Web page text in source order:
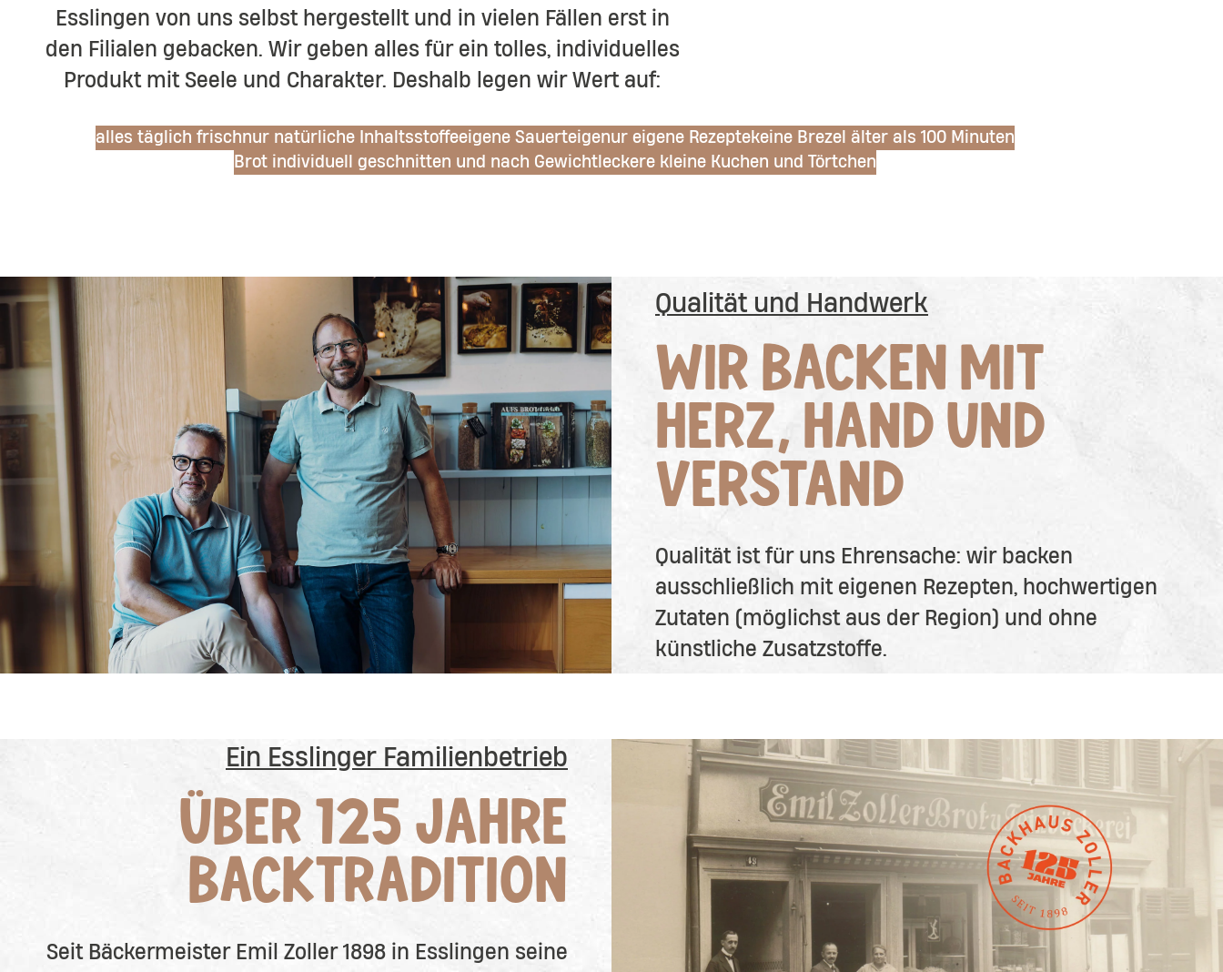
Esslingen von uns selbst hergestellt und in vielen Fällen erst in
den Filialen gebacken. Wir geben alles für ein tolles, individuelles
Produkt mit Seele und Charakter. Deshalb legen wir Wert auf:
alles täglich frischnur natürliche Inhaltsstoffeeigene Sauerteigenur eigene Rezeptekeine Brezel älter als 100 Minuten
Brot individuell geschnitten und nach Gewichtleckere kleine Kuchen und Törtchen
Qualität und Handwerk
WIR BACKEN MIT
HERZ, HAND UND
VERSTAND
Qualität ist für uns Ehrensache: wir backen
ausschließlich mit eigenen Rezepten, hochwertigen
Zutaten (möglichst aus der Region) und ohne
künstliche Zusatzstoffe.
Ein Esslinger Familienbetrieb
ÜBER 125 JAHRE
BACKTRADITION
Seit Bäckermeister Emil Zoller 1898 in Esslingen seine